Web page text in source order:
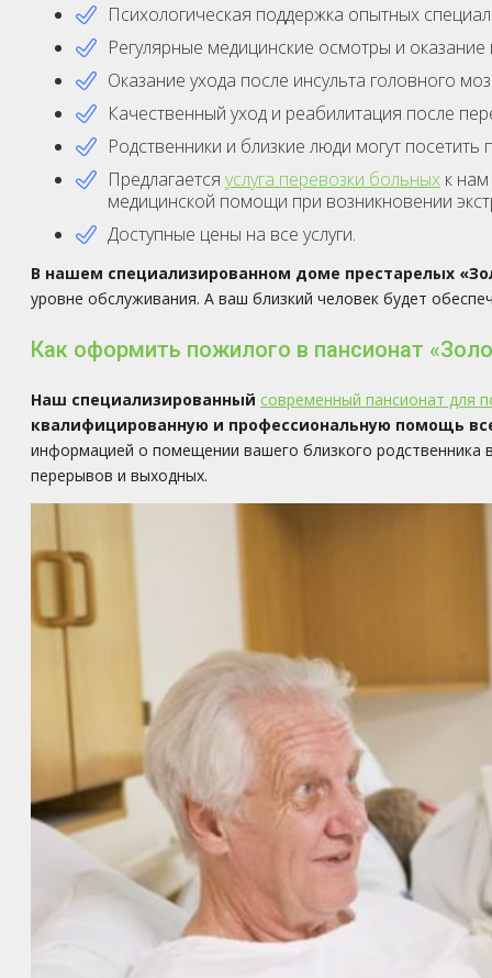
Психологическая поддержка опытных
Регулярные медицинские осмотры и
Оказание ухода после инсульта головного
Качественный уход и реабилитация после
Родственники и близкие люди могут
Предлагается услуга перевозки больных к
медицинской помощи при возникновении
Доступные цены на все услуги.
В нашем специализированном доме престарелых
уровне обслуживания. А ваш близкий человек будет
Как оформить пожилого в пансионат
Наш специализированный современный пансионат для
квалифицированную и профессиональную помощь
информацией о помещении вашего близкого
перерывов и выходных.